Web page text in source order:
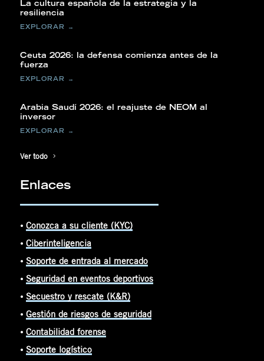
La cultura española de la estrategia y la
resiliencia
Ceuta 2026: la defensa comienza antes de la
fuerza
Arabia Saudí 2026: el reajuste de NEOM al
inversor
Ver todo
Enlaces
⦁Conozca a su cliente (KYC)
⦁Ciberinteligencia
⦁ Soporte de entrada al mercado
⦁ Seguridad en eventos deportivos
⦁ Secuestro y rescate (K&R)
⦁Gestión de riesgos de seguridad
⦁Contabilidad forense
⦁ Soporte logístico